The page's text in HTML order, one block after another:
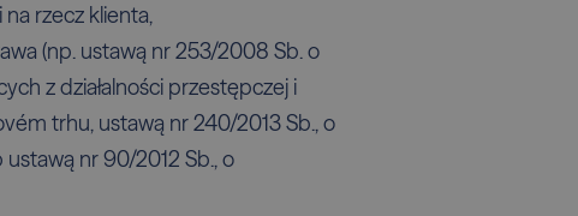
rzecz klienta,
(np. ustawą nr 253/2008 Sb. o
z działalności przestępczej i
trhu, ustawą nr 240/2013 Sb., o
nr 90/2012 Sb., o